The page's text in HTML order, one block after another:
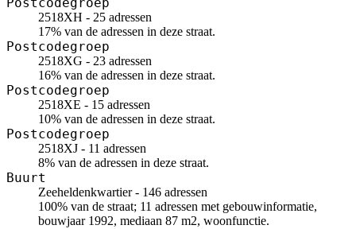
2518XH - 25 adressen
17% van de adressen in deze straat.
Postcodegroep
2518XG - 23 adressen
16% van de adressen in deze straat.
Postcodegroep
2518XE - 15 adressen
10% van de adressen in deze straat.
Postcodegroep
2518XJ - 11 adressen
8% van de adressen in deze straat.
Buurt
Zeeheldenkwartier - 146 adressen
100% van de straat; 11 adressen met gebouwinformatie,
bouwjaar 1992, mediaan 87 m2, woonfunctie.